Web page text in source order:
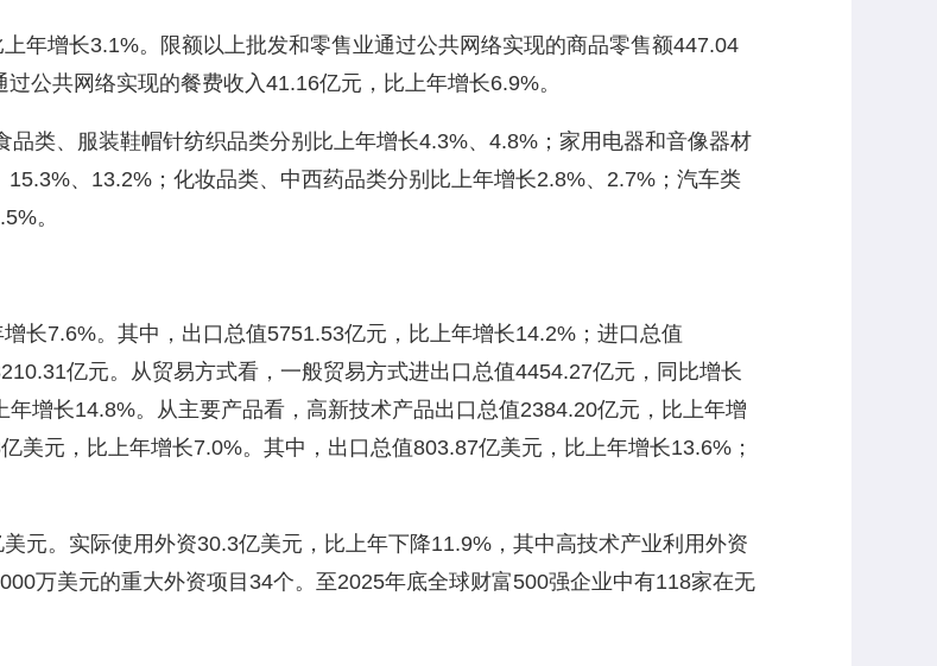
增长3.1%。限额以上批发和零售业通过公共网络实现的商品零售额447.04
公共网络实现的餐费收入41.16亿元，比上年增长6.9%。
类、服装鞋帽针纺织品类分别比上年增长4.3%、4.8%；家用电器和音像器材
、13.2%；化妆品类、中西药品类分别比上年增长2.8%、2.7%；汽车类
。
7.6%。其中，出口总值5751.53亿元，比上年增长14.2%；进口总值
亿元。从贸易方式看，一般贸易方式进出口总值4454.27亿元，同比增长
增长14.8%。从主要产品看，高新技术产品出口总值2384.20亿元，比上年增
美元，比上年增长7.0%。其中，出口总值803.87亿美元，比上年增长13.6%；
。实际使用外资30.3亿美元，比上年下降11.9%，其中高技术产业利用外资
万美元的重大外资项目34个。至2025年底全球财富500强企业中有118家在无